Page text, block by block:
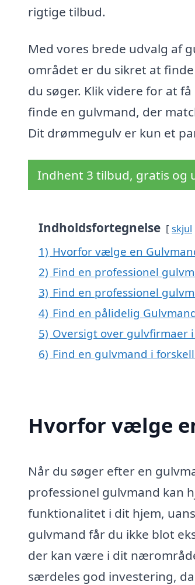
rigtige tilbud.
Med vores brede udvalg af
området er du sikret at
du søger. Klik videre for at
finde en gulvmand, der
Dit drømmegulv er kun et
Indhent 3 tilbud, gratis og
Indholdsfortegnelse skjul
1) Hvorfor vælge en
2) Find en professionel
3) Find en professionel
4) Find en pålidelig
5) Oversigt over gulvfirmaer
6) Find en gulvmand i
Hvorfor vælge
Når du søger efter en
professionel gulvmand kan
funktionalitet i dit hjem,
gulvmand får du ikke blot
der kan være i dit
særdeles god investering,